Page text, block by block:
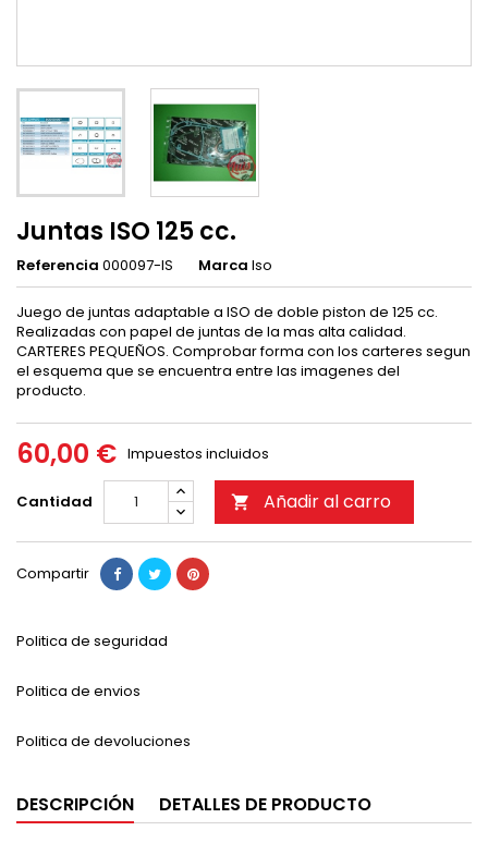
Juntas ISO 125 cc.
Referencia 000097-IS Marca Iso
Juego de juntas adaptable a ISO de doble piston de 125 cc.
Realizadas con papel de juntas de la mas alta calidad.
CARTERES PEQUEÑOS. Comprobar forma con los carteres segun
el esquema que se encuentra entre las imagenes del
producto.
60,00 € Impuestos incluidos
Cantidad  Añadir al carro
Compartir
Politica de seguridad
Politica de envios
Politica de devoluciones
DESCRIPCIÓN DETALLES DE PRODUCTO